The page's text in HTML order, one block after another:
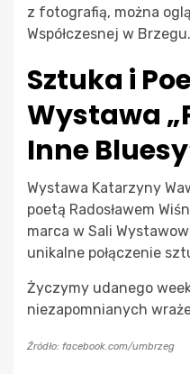
z fotografią, można
Współczesnej w Brzegu.
Sztuka i
Wystawa
Inne
Wystawa Katarzyny
poetą Radosławem
marca w Sali
unikalne połączenie
Życzymy udanego
niezapomnianych
Źródło: facebook.com/umbrzeg